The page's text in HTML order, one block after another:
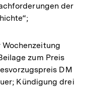
der
zum Preis
DM
Kündigung drei